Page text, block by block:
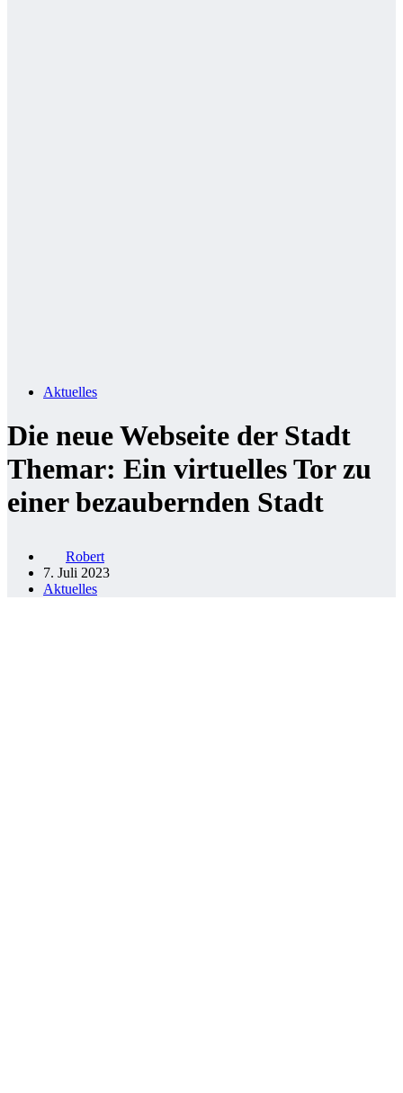
Aktuelles
Die neue Webseite der Stadt
Themar: Ein virtuelles Tor zu
einer bezaubernden Stadt
Robert
7. Juli 2023
Aktuelles